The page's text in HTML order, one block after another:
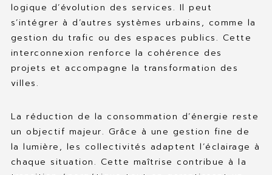
logique d’évolution des services. Il peut
s’intégrer à d’autres systèmes urbains, comme la
gestion du trafic ou des espaces publics. Cette
interconnexion renforce la cohérence des
projets et accompagne la transformation des
villes.
La réduction de la consommation d’énergie reste
un objectif majeur. Grâce à une gestion fine de
la lumière, les collectivités adaptent l’éclairage à
chaque situation. Cette maîtrise contribue à la